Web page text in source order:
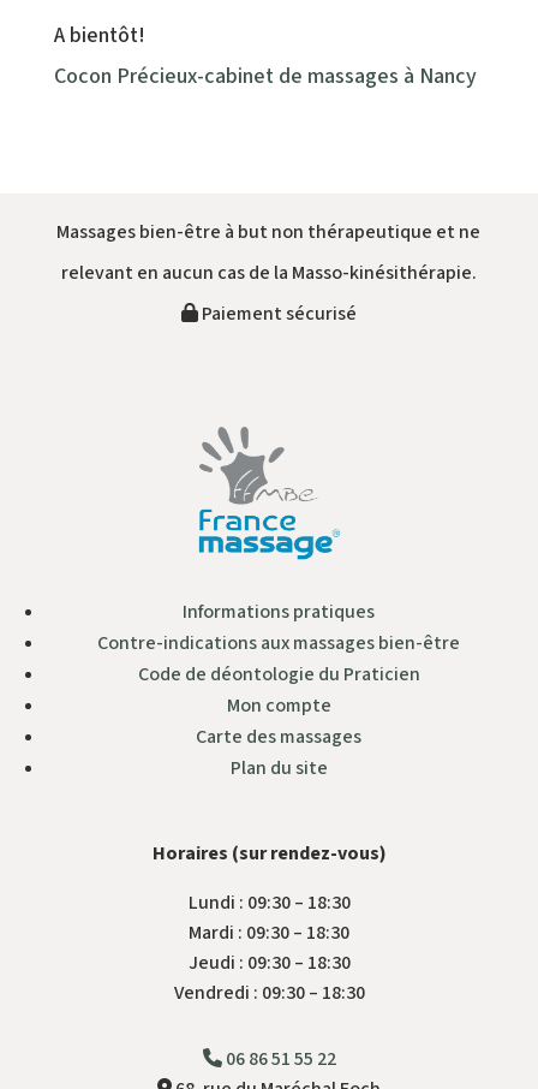
A bientôt!
Cocon Précieux-cabinet de massages à Nancy
Massages bien-être à but non thérapeutique et ne
relevant en aucun cas de la Masso-kinésithérapie.
Paiement sécurisé
Informations pratiques
Contre-indications aux massages bien-être
Code de déontologie du Praticien
Mon compte
Carte des massages
Plan du site
Horaires (sur rendez-vous)
Lundi : 09:30 – 18:30
Mardi : 09:30 – 18:30
Jeudi : 09:30 – 18:30
Vendredi : 09:30 – 18:30
06 86 51 55 22